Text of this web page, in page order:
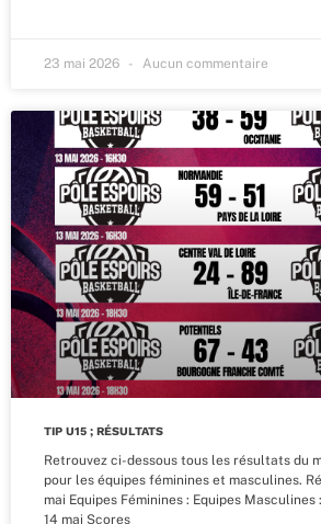
23 mai 2026 Aucun commentaire
TIP U15 ; RÉSULTATS
Retrouvez ci-dessous tous les résultats du
pour les équipes féminines et masculines.
mai Equipes Féminines : Equipes Masculines
14 mai Scores